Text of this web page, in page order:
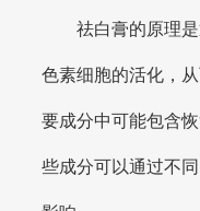
祛白膏的原理是
色素细胞的活化，
要成分中可能包含
些成分可以通过不